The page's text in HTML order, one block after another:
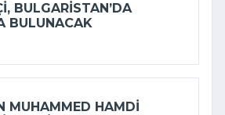
BULGARISTAN’DA
BULUNACAK
MUHAMMED HAMDI